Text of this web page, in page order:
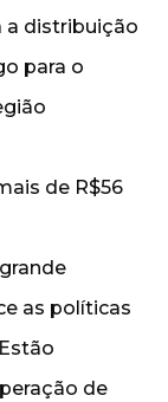
a distribuição
para o
de R$56
as políticas
de